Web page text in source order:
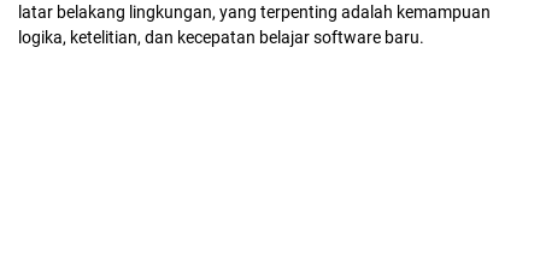
latar belakang lingkungan, yang terpenting adalah kemampuan
logika, ketelitian, dan kecepatan belajar software baru.